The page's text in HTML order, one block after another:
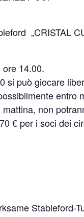
„CRISTAL
14.00.
si può giocare
entro
non
€ per i soci dei
Stableford-